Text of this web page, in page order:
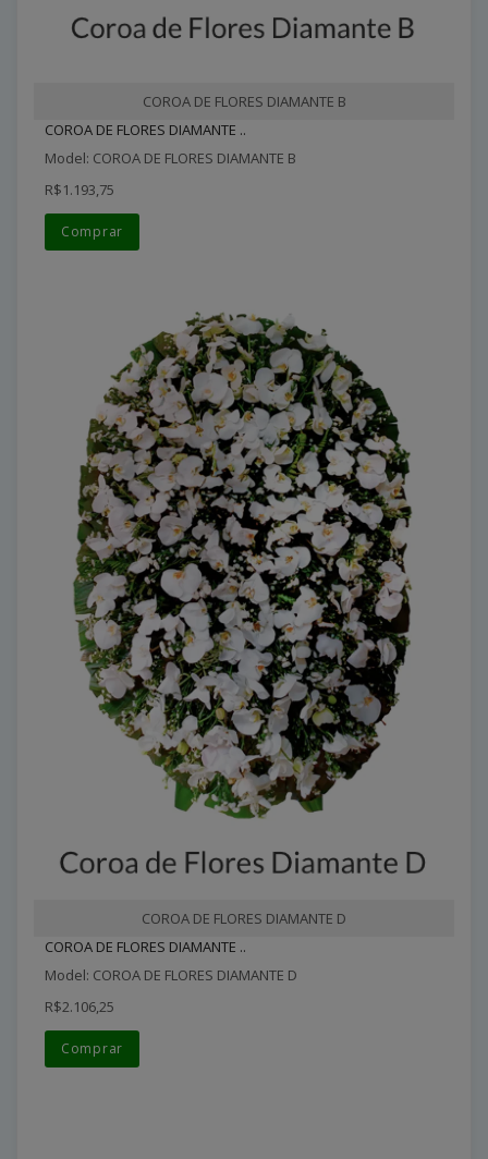
COROA DE FLORES DIAMANTE B
COROA DE FLORES DIAMANTE ..
Model: COROA DE FLORES DIAMANTE B
R$1.193,75
Comprar
COROA DE FLORES DIAMANTE D
COROA DE FLORES DIAMANTE ..
Model: COROA DE FLORES DIAMANTE D
R$2.106,25
Comprar